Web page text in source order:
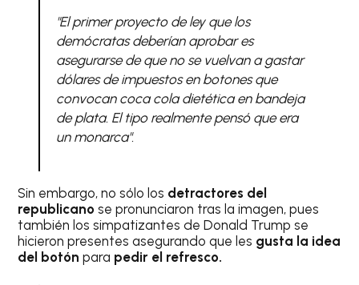
"El primer proyecto de ley que los
demócratas deberían aprobar es
asegurarse de que no se vuelvan a gastar
dólares de impuestos en botones que
convocan coca cola dietética en bandeja
de plata. El tipo realmente pensó que era
un monarca".
Sin embargo, no sólo los detractores del
republicano se pronunciaron tras la imagen, pues
también los simpatizantes de Donald Trump se
hicieron presentes asegurando que les gusta la idea
del botón para pedir el refresco.